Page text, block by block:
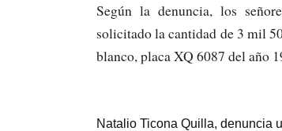
Según la denuncia, los
solicitado la cantidad de 3 mil
blanco, placa XQ 6087 del año
Natalio Ticona Quilla, denuncia